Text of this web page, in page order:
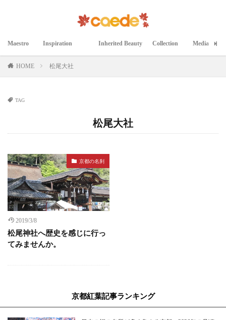
Maestro
マエストロ
Inspiration
インスピレーション
Inherited Beauty
継承された美
Collection
コレクション
Media
メディア掲載
HOME 松尾大社
TAG
松尾大社
京都の名刹
2019/3/8
松尾神社へ歴史を感じに行っ
てみませんか。
京都紅葉記事ランキング